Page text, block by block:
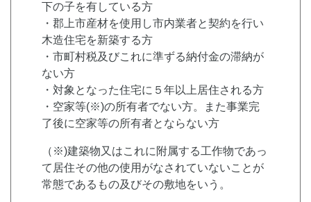
下の子を有している方
・郡上市産材を使用し市内業者と契約を行い
木造住宅を新築する方
・市町村税及びこれに準ずる納付金の滞納が
ない方
・対象となった住宅に５年以上居住される方
・空家等(※)の所有者でない方。また事業完
了後に空家等の所有者とならない方
（※)建築物又はこれに附属する工作物であっ
て居住その他の使用がなされていないことが
常態であるもの及びその敷地をいう。